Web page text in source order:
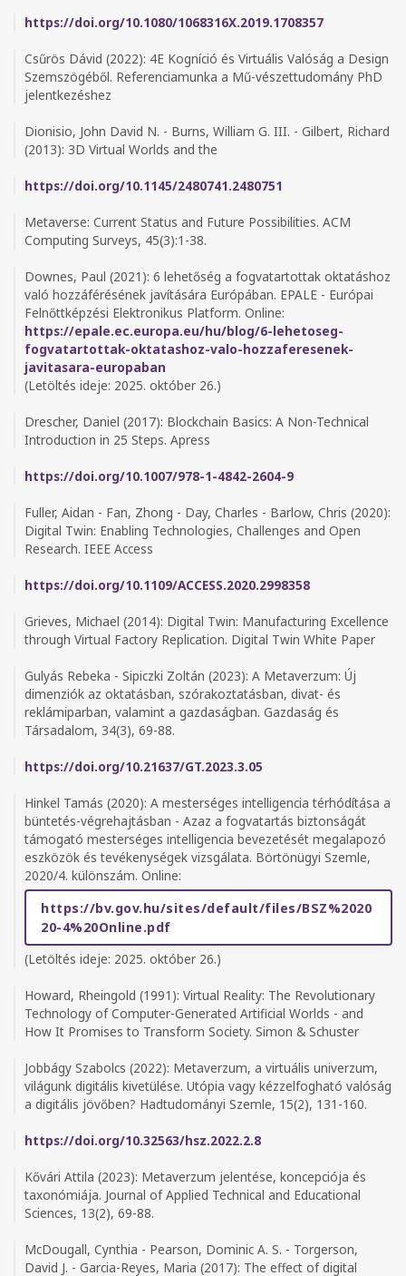
https://doi.org/10.1080/1068316X.2019.1708357
Csűrös Dávid (2022): 4E Kogníció és Virtuális Valóság a Design
Szemszögéből. Referenciamunka a Mű-vészettudomány PhD
jelentkezéshez
Dionisio, John David N. - Burns, William G. III. - Gilbert, Richard
(2013): 3D Virtual Worlds and the
https://doi.org/10.1145/2480741.2480751
Metaverse: Current Status and Future Possibilities. ACM
Computing Surveys, 45(3):1-38.
Downes, Paul (2021): 6 lehetőség a fogvatartottak oktatáshoz
való hozzáférésének javítására Európában. EPALE - Európai
Felnőttképzési Elektronikus Platform. Online:
https://epale.ec.europa.eu/hu/blog/6-lehetoseg-
fogvatartottak-oktatashoz-valo-hozzaferesenek-
javitasara-europaban
(Letöltés ideje: 2025. október 26.)
Drescher, Daniel (2017): Blockchain Basics: A Non-Technical
Introduction in 25 Steps. Apress
https://doi.org/10.1007/978-1-4842-2604-9
Fuller, Aidan - Fan, Zhong - Day, Charles - Barlow, Chris (2020):
Digital Twin: Enabling Technologies, Challenges and Open
Research. IEEE Access
https://doi.org/10.1109/ACCESS.2020.2998358
Grieves, Michael (2014): Digital Twin: Manufacturing Excellence
through Virtual Factory Replication. Digital Twin White Paper
Gulyás Rebeka - Sipiczki Zoltán (2023): A Metaverzum: Új
dimenziók az oktatásban, szórakoztatásban, divat- és
reklámiparban, valamint a gazdaságban. Gazdaság és
Társadalom, 34(3), 69-88.
https://doi.org/10.21637/GT.2023.3.05
Hinkel Tamás (2020): A mesterséges intelligencia térhódítása a
büntetés-végrehajtásban - Azaz a fogvatartás biztonságát
támogató mesterséges intelligencia bevezetését megalapozó
eszközök és tevékenységek vizsgálata. Börtönügyi Szemle,
2020/4. különszám. Online:
https://bv.gov.hu/sites/default/files/BSZ%2020
20-4%20Online.pdf
(Letöltés ideje: 2025. október 26.)
Howard, Rheingold (1991): Virtual Reality: The Revolutionary
Technology of Computer-Generated Artificial Worlds - and
How It Promises to Transform Society. Simon & Schuster
Jobbágy Szabolcs (2022): Metaverzum, a virtuális univerzum,
világunk digitális kivetülése. Utópia vagy kézzelfogható valóság
a digitális jövőben? Hadtudományi Szemle, 15(2), 131-160.
https://doi.org/10.32563/hsz.2022.2.8
Kővári Attila (2023): Metaverzum jelentése, koncepciója és
taxonómiája. Journal of Applied Technical and Educational
Sciences, 13(2), 69-88.
McDougall, Cynthia - Pearson, Dominic A. S. - Torgerson,
David J. - Garcia-Reyes, Maria (2017): The effect of digital